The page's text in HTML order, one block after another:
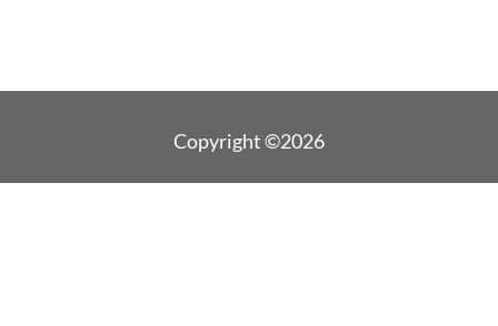
Copyright ©2026